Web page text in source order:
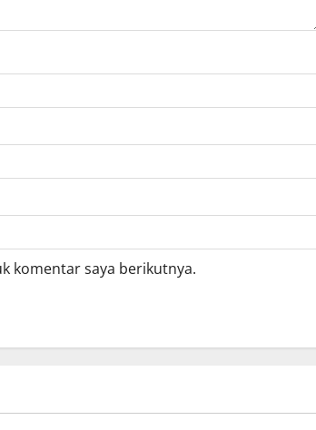
komentar saya berikutnya.